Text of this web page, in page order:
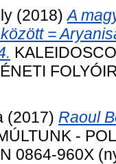
(2018)A
=
(2017) Raoul
-
0864-960X